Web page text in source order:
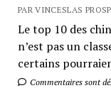
PAR VINCESLAS
Le top 10 des
n’est pas un
certains
Commentaires sont